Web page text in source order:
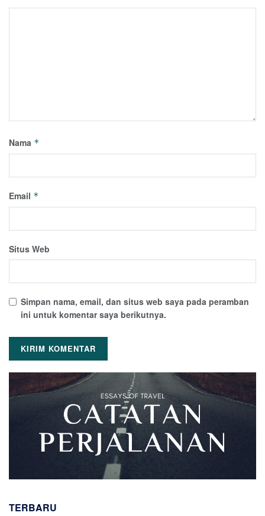
Nama *
Email *
Situs Web
Simpan nama, email, dan situs web saya pada peramban
ini untuk komentar saya berikutnya.
TERBARU